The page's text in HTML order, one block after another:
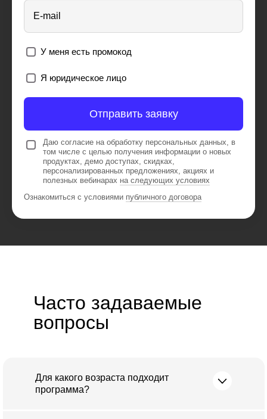
E-mail
У меня есть промокод
Я юридическое лицо
Отправить заявку
Даю согласие на обработку персональных данных, в
том числе с целью получения информации о новых
продуктах, демо доступах, скидках,
персонализированных предложениях, акциях и
полезных вебинарах на следующих условиях
Ознакомиться с условиями публичного договора
Часто задаваемые
вопросы
Для какого возраста подходит
программа?